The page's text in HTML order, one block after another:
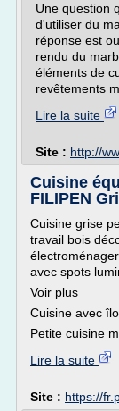
Une question
d'utiliser du
réponse est
rendu du
éléments de
revêtements
Lire la suite
Site : http://
Cuisine
FILIPEN
Cuisine grise
travail bois
avec spots
Voir plus
Cuisine avec
Petite cuisine
Lire la suite
Site : https://